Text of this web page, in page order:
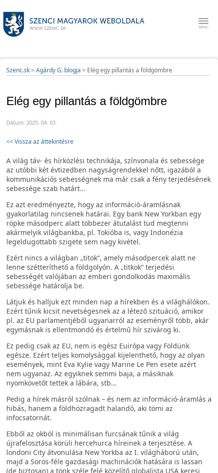
Szenc.sk> Agárdy G. blogja > Elég egy pillantás a földgömbre
Elég egy pillantás a földgömbre
Dátum: 2025. 04. 03.
<< Vissza az áttekintésre
A világ táv- és hírközlési technikája, színvonala és sebessége
az utóbbi két évtizedben nagyságrendekkel nőtt, igazából a
kommunikációs sebességnek ma már csak a fény terjedésének
sebessége szab határt...
Ez azt eredményezte, hogy az információ-áramlásnak
gyakorlatilag nincsenek határai. Egy bank New Yorkban egy
röpke másodperc alatt többezer átutalást tud megtenni
akármelyik világbankba, pl. Tokióba is, vagy Indonézia
legeldugottabb szigete sem nagy kivétel.
Ezért nincs a világban „titok“, amely másodpercek alatt ne
lenne szétteríthető a földgolyón. A „titkok“ terjedési
sebességét valójában az emberi gondolkodás maximális
sebessége határolja be.
Látjuk és halljuk ezt minden nap a hírekben és a világhálókon.
Ezért tűnik kicsit nevetségesnek az a létező szituáció, amikor
pl. az EU parlamentjéből ugyanarról az eseményről több, akár
egymásnak is ellentmondó és értelmű hír szivárog ki.
Ez pedig csak az EU, nem is egész Euirópa vagy Földünk
egésze. Ezért teljes komolysággal kijelenthető, hogy az olyan
események, mint Eva Kylie vagy Marine Le Pen esete azért
nem ugyanaz. Az egyiknek semmi baja, a másiknak
nyomkövetőt tettek a lábára, stb...
Pedig a hírek másról szólnak – és nem az információ-áramlás a
hibás, hanem a földhözragadt halandó, aki tömi az
infocsatornát.
Ebből az okból is minimálisan furcsának tűnik a világ
újrafelosztása körüli hercehurca híreinek a terjesztése. A
londoni City átvonulása New Yorkba az I. világháború után,
majd a Soros-féle gazdasági machinációk hatására is lassan
(de biztosan) a tönk széle felé közelítő globalista USA keresi